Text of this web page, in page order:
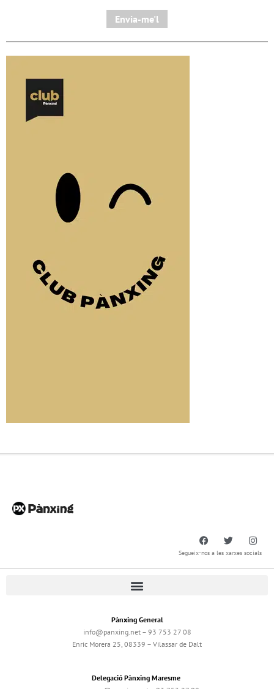
Envia-me'l
Segueix-nos a les xarxes socials
Pànxing General
info@panxing.net – 93 753 27 08
Enric Morera 25, 08339 – Vilassar de Dalt
Delegació Pànxing Maresme